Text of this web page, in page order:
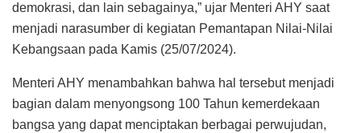
demokrasi, dan lain sebagainya,” ujar Menteri AHY saat
menjadi narasumber di kegiatan Pemantapan Nilai-Nilai
Kebangsaan pada Kamis (25/07/2024).
Menteri AHY menambahkan bahwa hal tersebut menjadi
bagian dalam menyongsong 100 Tahun kemerdekaan
bangsa yang dapat menciptakan berbagai perwujudan,